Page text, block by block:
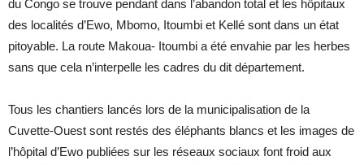
du Congo se trouve pendant dans l’abandon total et les hôpitaux
des localités d’Ewo, Mbomo, Itoumbi et Kellé sont dans un état
pitoyable. La route Makoua- Itoumbi a été envahie par les herbes
sans que cela n’interpelle les cadres du dit département.
Tous les chantiers lancés lors de la municipalisation de la
Cuvette-Ouest sont restés des éléphants blancs et les images de
l’hôpital d’Ewo publiées sur les réseaux sociaux font froid aux